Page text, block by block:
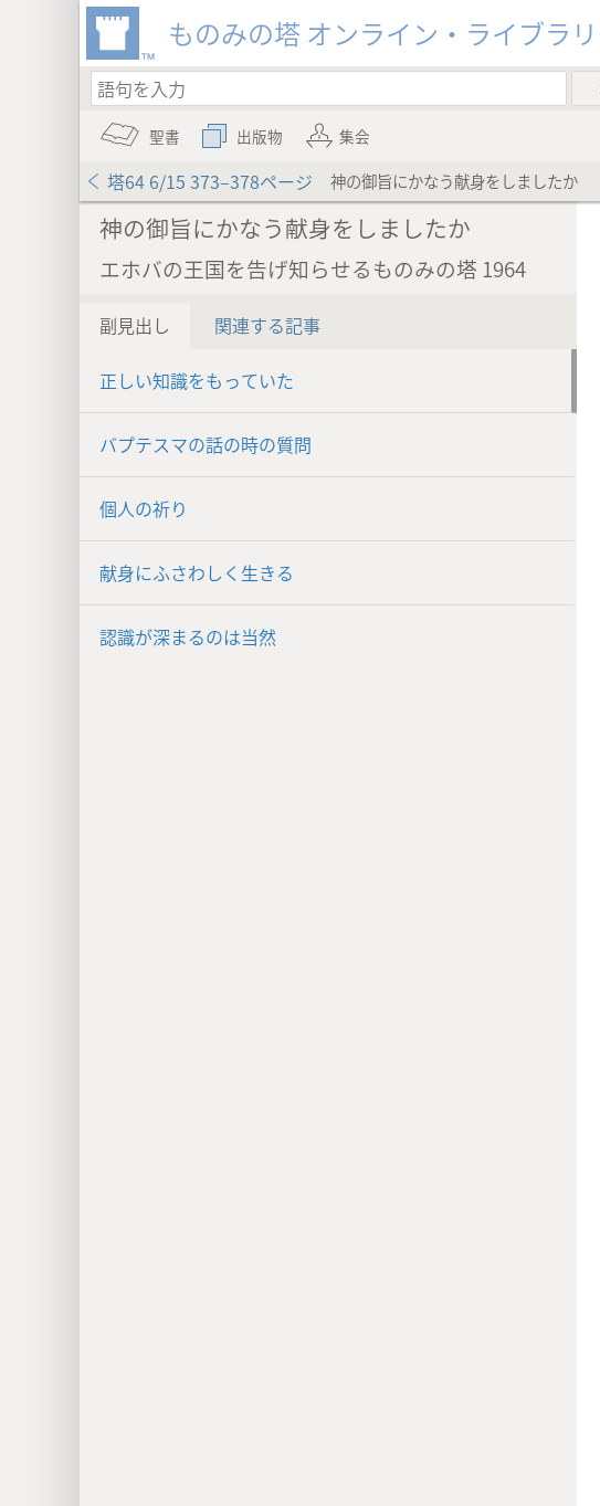
ものみの塔 オンライン・ライブラ
聖書 出版物 集会
塔64 6/15 373–378ページ 神の御旨にかなう献身をしましたか
神の御旨にかなう献身をしましたか
エホバの王国を告げ知らせるものみの塔 1964
副見出し 関連する記事
正しい知識をもっていた
バプテスマの話の時の質問
個人の祈り
献身にふさわしく生きる
認識が深まるのは当然